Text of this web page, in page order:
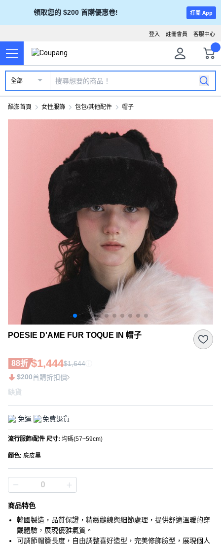
領取您的 $200 首購優惠卷! 打開 App
客服中心
註冊會員
登入
全部
酷澎首頁 女性服飾 包包/其他配件 帽子
POESIE D'AME FUR TOQUE IN 帽子
88折 $1,444$1,644
$200首購折扣價
缺貨
免運 免費退貨
流行服飾/配件 尺寸: 均碼(57~59cm)
顏色: 麂皮黑
商品特色
韓國製造，品質保證，精緻縫線與細節處理，提供舒適溫暖的穿
戴體驗，展現優雅氣質。
可調節帽簷長度，自由調整喜好造型，完美修飾臉型，展現個人